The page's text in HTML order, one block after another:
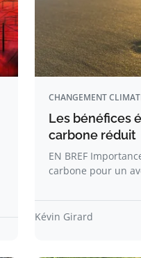
CHANGEMENT
Les bénéfices
carbone réduit
EN BREF
carbone pour un
Kévin Girard